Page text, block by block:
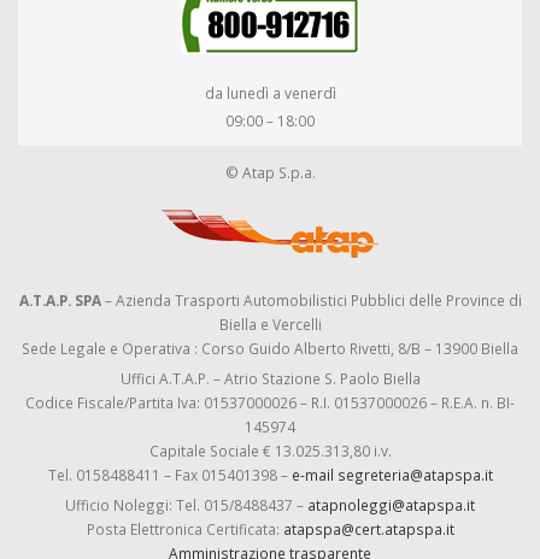
da lunedì a venerdì
09:00 – 18:00
© Atap S.p.a.
A.T.A.P. SPA– Azienda Trasporti Automobilistici Pubblici delle Province di
Biella e Vercelli
Sede Legale e Operativa : Corso Guido Alberto Rivetti, 8/B – 13900 Biella
Uffici A.T.A.P. – Atrio Stazione S. Paolo Biella
Codice Fiscale/Partita Iva: 01537000026 – R.I. 01537000026 – R.E.A. n. BI-
145974
Capitale Sociale € 13.025.313,80 i.v.
Tel. 0158488411 – Fax 015401398 – e-mail segreteria@atapspa.it
Ufficio Noleggi: Tel. 015/8488437 – atapnoleggi@atapspa.it
Posta Elettronica Certificata: atapspa@cert.atapspa.it
Amministrazione trasparente